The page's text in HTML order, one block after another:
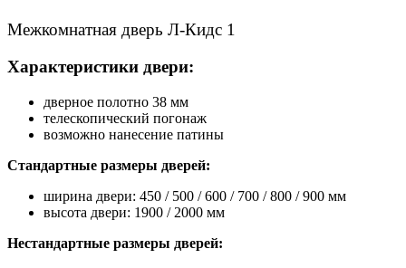
Межкомнатная дверь Л-Кидс 1
Характеристики двери:
дверное полотно 38 мм
телескопический погонаж
возможно нанесение патины
Стандартные размеры дверей:
ширина двери: 450 / 500 / 600 / 700 / 800 / 900 мм
высота двери: 1900 / 2000 мм
Нестандартные размеры дверей: